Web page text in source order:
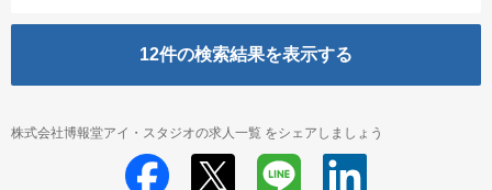
12件の検索結果を表示する
株式会社博報堂アイ・スタジオの求人一覧 をシェアしましょう